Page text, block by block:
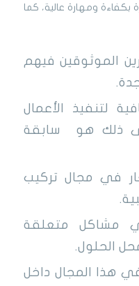
ومهارة عالية، كما
الموثوقين فيهم
لتنفيذ الأعمال
ذلك هو سابقة
في مجال تركيب
مشاكل متعلقة
الحلول.
هذا المجال داخل